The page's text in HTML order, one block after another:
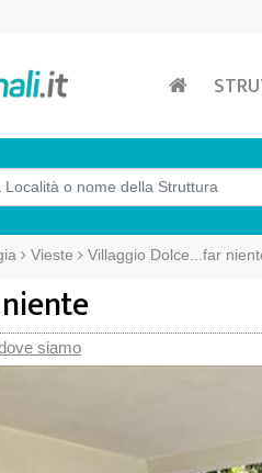
Vieste Villaggio Dolce...far
siamo